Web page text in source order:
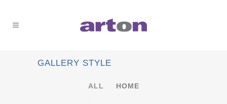
GALLERY STYLE
ALL HOME